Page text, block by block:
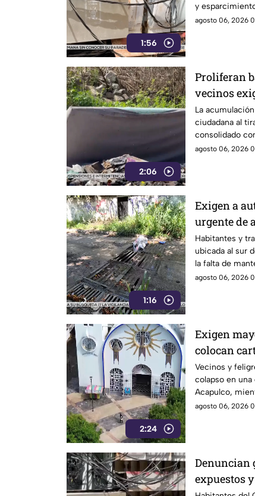
1:56
y
agosto 06, 2026
2:06
Proliferan
vecinos
más
La
ciudadana al
consolidado
ambiental en el
agosto 06, 2026
1:16
Exigen a
urgente de
Infonavit
Habitantes y
ubicada al sur
la falta de
drenaje pluvial
agosto 06, 2026
2:24
Exigen
colocan
daños en
Vecinos y
colapso en
Acapulco,
daños
agosto 06, 2026
Denuncian
expuestos